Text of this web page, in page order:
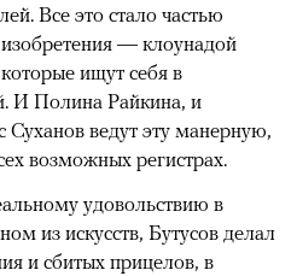
Все это стало частью
изобретения — клоунадой
ищут себя в
И Полина Райкина, и
ведут эту манерную,
возможных регистрах.
удовольствию в
из искусств, Бутусов делал
и сбитых прицелов, в